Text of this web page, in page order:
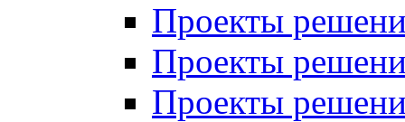
Проекты
Проекты
Проекты